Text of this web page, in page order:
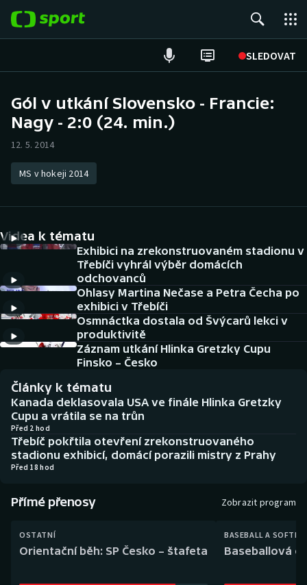
SLEDOVAT
Hokej
Atletika
DALŠÍ SPORTY
Americký fotbal
Baseball a softbal
Basketbal
Biatlon
Boby a skeleton
Box
Florbal
NEPŘEHLÉDNĚTE
Soutěže
Historické návraty
Aplikace ČT sport
AZ kvíz
Gól v utkání Slovensko - Francie:
Nagy - 2:0 (24. min.)
12. 5. 2014
MS v hokeji 2014
Videa k tématu
Exhibici na zrekonstruovaném stadionu v
Třebíči vyhrál výběr domácích
odchovanců
Ohlasy Martina Nečase a Petra Čecha po
exhibici v Třebíči
Osmnáctka dostala od Švýcarů lekci v
produktivitě
Záznam utkání Hlinka Gretzky Cupu
Finsko – Česko
Články k tématu
Kanada deklasovala USA ve finále Hlinka Gretzky
Cupu a vrátila se na trůn
Před 2 hod
Třebíč pokřtila otevření zrekonstruovaného
stadionu exhibicí, domácí porazili mistry z Prahy
Před 18 hod
Přímé přenosy Zobrazit program
OSTATNÍ
Orientační běh: SP Česko – štafeta
BASEBALL A
Baseballová